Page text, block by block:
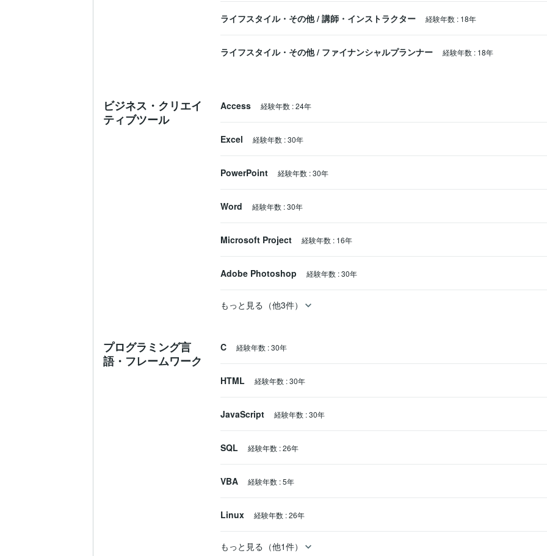
なお、資産形成支援と同様に「正確さ・構造化・再現性」を重視する分野として、以下のサービスにも対応してい
海外現地法人での実務経験を活かし、ビジネス文書・契約関連・技術系文章等について、意味だけでなく背景や
数学的思考力・構造化能力を活かし、数式・理論の理解支援、技術資料の整理、複雑な内容を第三者に説明でき
築を必要とする分野のサポートを行っています。
ライフスタイル・その他 / 講師・インストラクター 経験年数 : 18年
ライフスタイル・その他 / ファイナンシャルプランナー 経験年数 : 18年
ビジネス・クリエイ
ティブツール
Access 経験年数 :24年
Excel 経験年数 :30年
PowerPoint 経験年数 :30年
Word 経験年数 :30年
Microsoft Project 経験年数 : 16年
Adobe Photoshop 経験年数 :30年
もっと見る（他3件）
プログラミング言
語・フレームワーク
C 経験年数 :30年
HTML 経験年数 :30年
JavaScript 経験年数 :30年
SQL 経験年数 :26年
VBA 経験年数 :5年
Linux 経験年数 :26年
もっと見る（他1件）